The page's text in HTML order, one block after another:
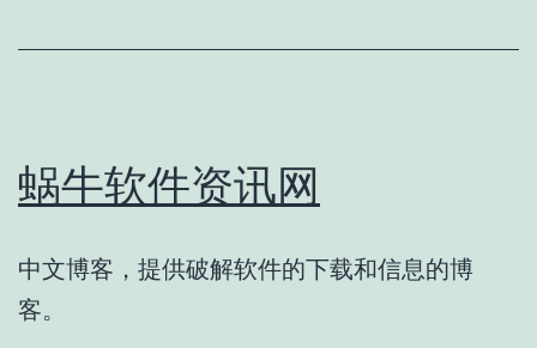
蜗牛软件资讯网
中文博客，提供破解软件的下载和信息的博
客。